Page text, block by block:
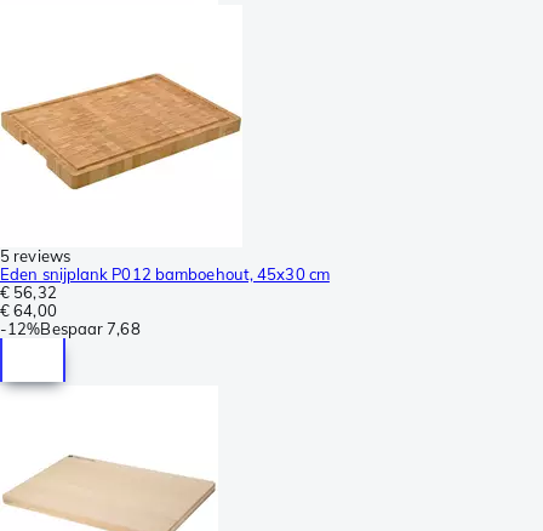
5 reviews
Eden snijplank P012 bamboehout, 45x30 cm
€ 56,32
€ 64,00
-12%Bespaar 7,68